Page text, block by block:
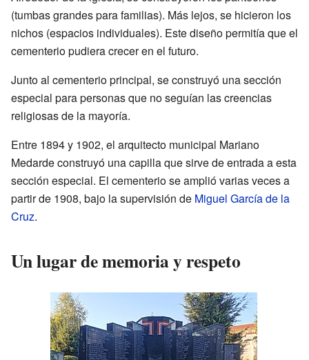
(tumbas grandes para familias). Más lejos, se hicieron los
nichos (espacios individuales). Este diseño permitía que el
cementerio pudiera crecer en el futuro.
Junto al cementerio principal, se construyó una sección
especial para personas que no seguían las creencias
religiosas de la mayoría.
Entre 1894 y 1902, el arquitecto municipal Mariano
Medarde construyó una capilla que sirve de entrada a esta
sección especial. El cementerio se amplió varias veces a
partir de 1908, bajo la supervisión de Miguel García de la
Cruz.
Un lugar de memoria y respeto